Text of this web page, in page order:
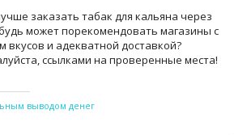
заказать табак для кальяна через
может порекомендовать магазины с
и адекватной доставкой?
ссылками на проверенные места!
выводом денег